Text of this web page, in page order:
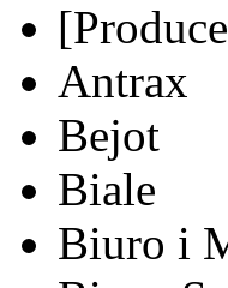
Antrax
Bejot
Biale
Biuro i